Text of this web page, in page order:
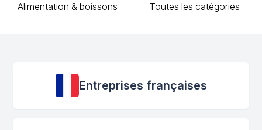
Alimentation & boissons Toutes les catégories
Entreprises françaises